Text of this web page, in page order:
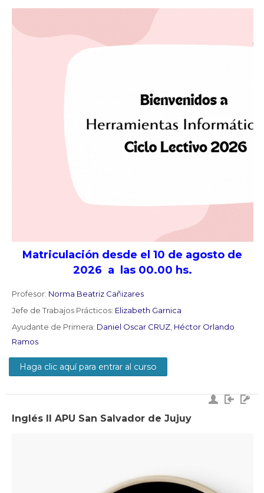
Matriculación desde el 10 de agosto de
2026 a las 00.00 hs.
Profesor: Norma Beatriz Cañizares
Jefe de Trabajos Prácticos: Elizabeth Garnica
Ayudante de Primera: Daniel Oscar CRUZ Héctor Orlando
Ramos
Haga clic aquí para entrar al curso
Inglés II APU San Salvador de Jujuy